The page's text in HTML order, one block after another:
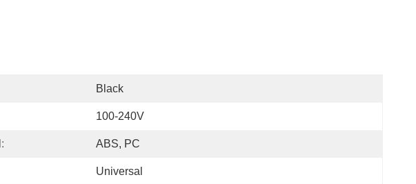
Black
100-240V
ABS, PC
Universal